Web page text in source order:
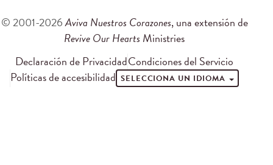
© 2001-2026Aviva Nuestros Corazones, una extensión de
Revive Our Hearts Ministries
Declaración de PrivacidadCondiciones del Servicio
Políticas de accesibilidad SELECCIONA UN IDIOMA